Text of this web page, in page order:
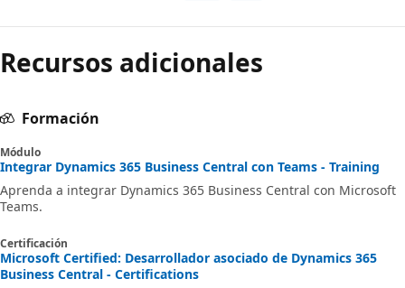
Recursos adicionales
Formación
Módulo
Integrar Dynamics 365 Business Central con Teams - Training
Aprenda a integrar Dynamics 365 Business Central con Microsoft
Teams.
Certificación
Microsoft Certified: Desarrollador asociado de Dynamics 365
Business Central - Certifications